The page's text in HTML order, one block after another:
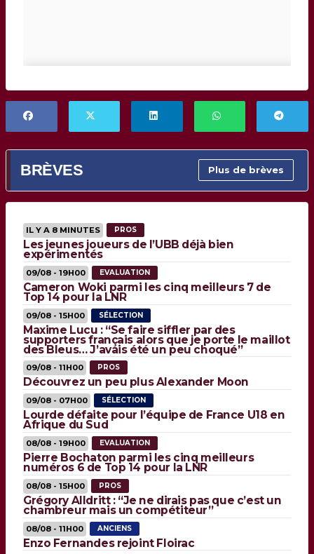
BRÈVES Plus de brèves
IL Y A 8 MINUTES PROS
Les jeunes joueurs de l’UBB déjà bien
expérimentés
09/08 - 19H00 EVALUATION
Cameron Woki parmi les cinq meilleurs 7 de
Top 14 pour la LNR
09/08 - 15H00 SÉLECTION
Maxime Lucu : “Se faire siffler par des
supporters français alors que je porte le maillot
des Bleus… J’avais été un peu choqué”
09/08 - 11H00 PROS
Découvrez un peu plus Alexander Moon
09/08 - 07H00 SÉLECTION
Lourde défaite pour l’équipe de France U18 en
Afrique du Sud
08/08 - 19H00 EVALUATION
Pierre Bochaton parmi les cinq meilleurs
numéros 6 de Top 14 pour la LNR
08/08 - 15H00 PROS
Grégory Alldritt : “Je ne dirais pas que c’est un
chambreur mais un compétiteur”
08/08 - 11H00 ANCIENS
Enzo Fernandes rejoint Floirac